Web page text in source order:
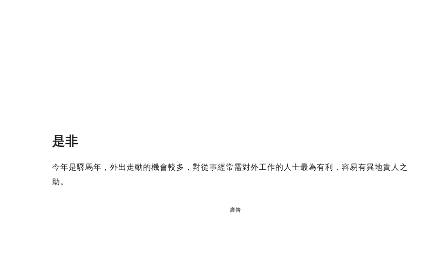
是非
今年是驛馬年，外出走動的機會較多，對從事經常需對外工作的人士最為有利，容易有異地貴人之
助。
廣告